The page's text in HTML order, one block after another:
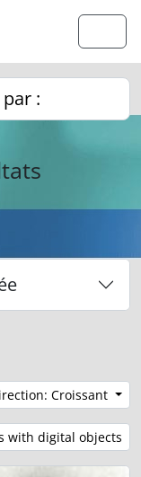
:
Croissant
with digital objects